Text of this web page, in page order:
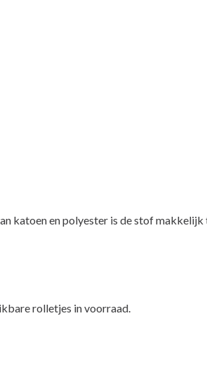
katoen en polyester is de stof
rolletjes in voorraad.